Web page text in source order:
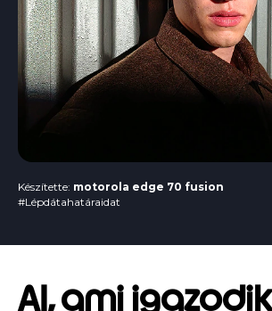
Készítette: motorola edge 70 fusion
#Lépdátahatáraidat
AI, ami igazodik